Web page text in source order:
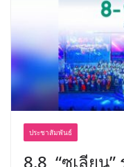
ประชาสัมพันธ์
8.8 “ซูเลียน